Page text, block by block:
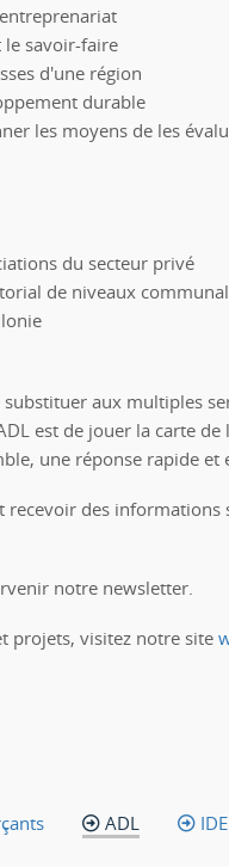
le savoir-faire
d'une région
durable
les moyens de les
du secteur privé
de niveaux
substituer aux multiples
est de jouer la carte
une réponse rapide
recevoir des
notre newsletter.
projets, visitez notre site
ADL